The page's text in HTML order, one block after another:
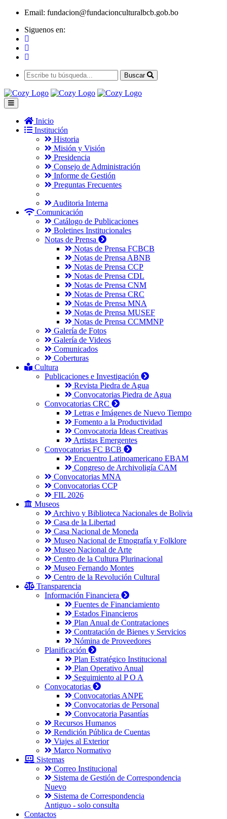
Email: fundacion@fundacionculturalbcb.gob.bo
Siguenos en:
Buscar
Inicio
Institución
Historia
Misión y Visión
Presidencia
Consejo de Administración
Informe de Gestión
Preguntas Frecuentes
Auditoria Interna
Comunicación
Catálogo de Publicaciones
Boletines Institucionales
Notas de Prensa
Notas de Prensa FCBCB
Notas de Prensa ABNB
Notas de Prensa CCP
Notas de Prensa CDL
Notas de Prensa CNM
Notas de Prensa CRC
Notas de Prensa MNA
Notas de Prensa MUSEF
Notas de Prensa CCMMNP
Galería de Fotos
Galería de Videos
Comunicados
Coberturas
Cultura
Publicaciones e Investigación
Revista Piedra de Agua
Convocatorias Piedra de Agua
Convocatorias CRC
Letras e Imágenes de Nuevo Tiempo
Fomento a la Productividad
Convocatoria Ideas Creativas
Artistas Emergentes
Convocatorias FC BCB
Encuentro Latinoamericano EBAM
Congreso de Archivoligía CAM
Convocatorias MNA
Convocatorias CCP
FIL 2026
Museos
Archivo y Biblioteca Nacionales de Bolivia
Casa de la Libertad
Casa Nacional de Moneda
Museo Nacional de Etnografía y Folklore
Museo Nacional de Arte
Centro de la Cultura Plurinacional
Museo Fernando Montes
Centro de la Revolución Cultural
Transparencia
Información Financiera
Fuentes de Financiamiento
Estados Financieros
Plan Anual de Contrataciones
Contratación de Bienes y Servicios
Nómina de Proveedores
Planificación
Plan Estratégico Institucional
Plan Operativo Anual
Seguimiento al P O A
Convocatorias
Convocatorias ANPE
Convocatorias de Personal
Convocatoria Pasantías
Recursos Humanos
Rendición Pública de Cuentas
Viajes al Exterior
Marco Normativo
Sistemas
Correo Institucional
Sistema de Gestión de Correspondencia
Nuevo
Sistema de Correspondencia
Antiguo - solo consulta
Contactos